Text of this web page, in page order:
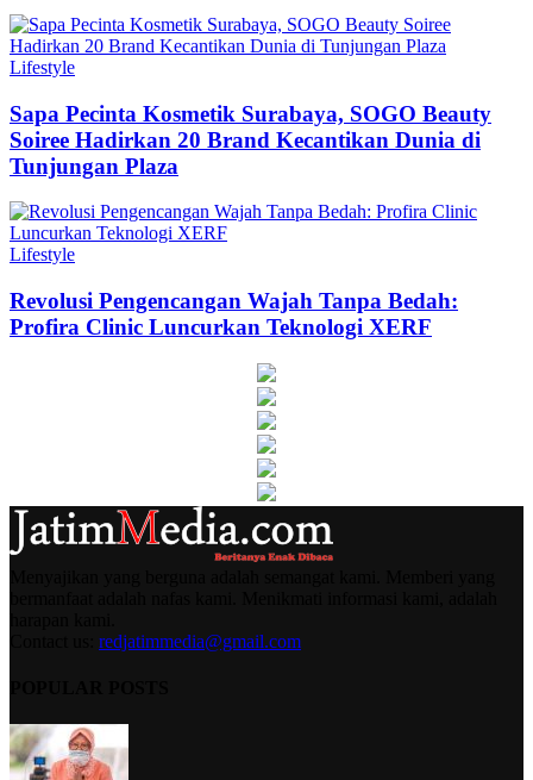
Lifestyle
Sapa Pecinta Kosmetik Surabaya, SOGO Beauty
Soiree Hadirkan 20 Brand Kecantikan Dunia di
Tunjungan Plaza
Lifestyle
Revolusi Pengencangan Wajah Tanpa Bedah:
Profira Clinic Luncurkan Teknologi XERF
redjatimmedia@gmail.com